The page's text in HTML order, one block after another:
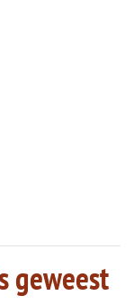
geweest